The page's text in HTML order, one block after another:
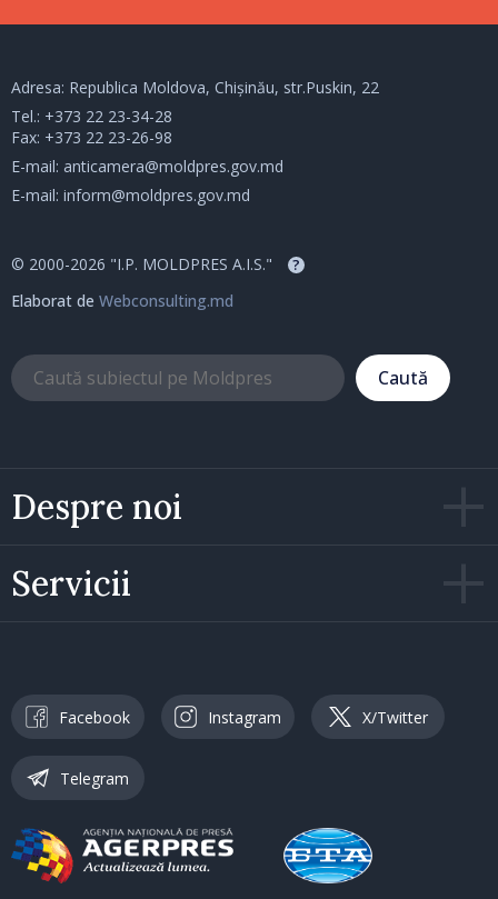
Despre noi
Servicii
Adresa: Republica Moldova, Chișinău, str.Puskin, 22
Tel.: +373 22 23-34-28
Fax: +373 22 23-26-98
E-mail: anticamera@moldpres.gov.md
E-mail: inform@moldpres.gov.md
© 2000-2026 "I.P. MOLDPRES A.I.S." ?
Elaborat de Webconsulting.md
Caută
Facebook Instagram X/Twitter
Telegram